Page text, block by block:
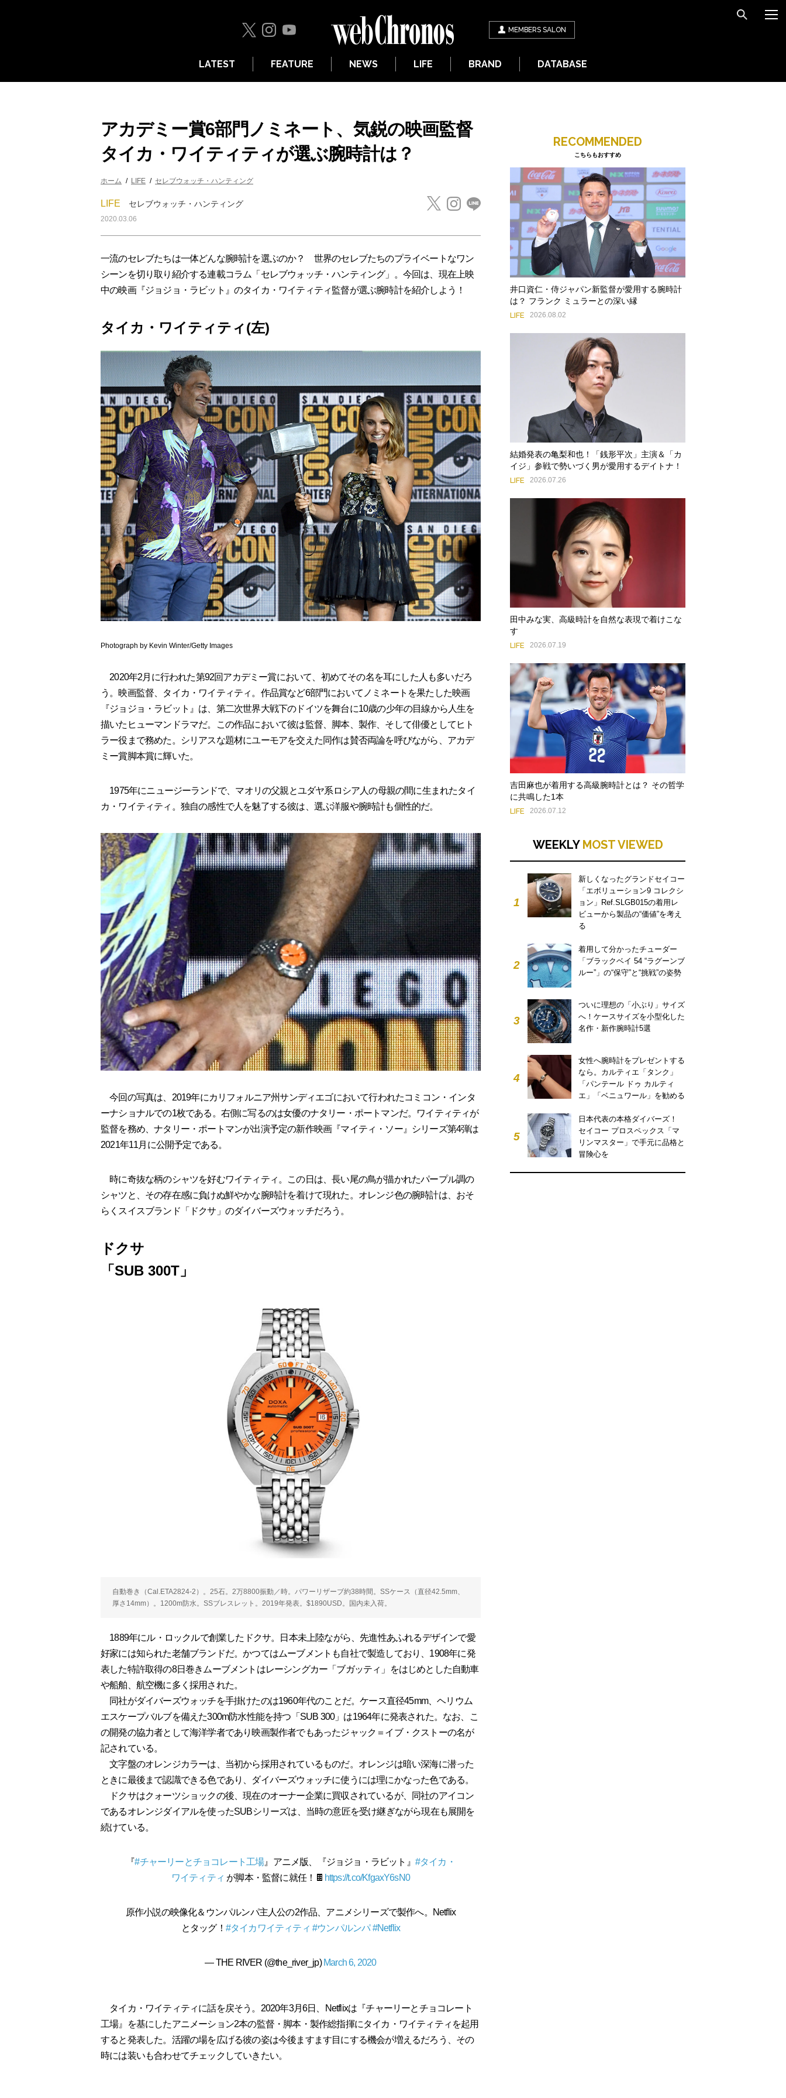
MEMBERS SALON
LATEST FEATURE NEWS LIFE BRAND DATABASE
アカデミー賞6部門ノミネート、気鋭の映画監督
タイカ・ワイティティが選ぶ腕時計は？
ホーム LIFE セレブウォッチ・ハンティング
LIFE セレブウォッチ・ハンティング
2020.03.06
一流のセレブたちは一体どんな腕時計を選ぶのか？ 世界のセレブたちのプライベートなワン
シーンを切り取り紹介する連載コラム「セレブウォッチ・ハンティング」。今回は、現在上映
中の映画『ジョジョ・ラビット』のタイカ・ワイティティ監督が選ぶ腕時計を紹介しよう！
タイカ・ワイティティ(左)
Photograph by Kevin Winter/Getty Images
2020年2月に行われた第92回アカデミー賞において、初めてその名を耳にした人も多いだろ
う。映画監督、タイカ・ワイティティ。作品賞など6部門においてノミネートを果たした映画
『ジョジョ・ラビット』は、第二次世界大戦下のドイツを舞台に10歳の少年の目線から人生を
描いたヒューマンドラマだ。この作品において彼は監督、脚本、製作、そして俳優としてヒト
ラー役まで務めた。シリアスな題材にユーモアを交えた同作は賛否両論を呼びながら、アカデ
ミー賞脚本賞に輝いた。
1975年にニュージーランドで、マオリの父親とユダヤ系ロシア人の母親の間に生まれたタイ
カ・ワイティティ。独自の感性で人を魅了する彼は、選ぶ洋服や腕時計も個性的だ。
今回の写真は、2019年にカリフォルニア州サンディエゴにおいて行われたコミコン・インタ
ーナショナルでの1枚である。右側に写るのは女優のナタリー・ポートマンだ。ワイティティが
監督を務め、ナタリー・ポートマンが出演予定の新作映画『マイティ・ソー』シリーズ第4弾は
2021年11月に公開予定である。
時に奇抜な柄のシャツを好むワイティティ。この日は、長い尾の鳥が描かれたパープル調の
シャツと、その存在感に負けぬ鮮やかな腕時計を着けて現れた。オレンジ色の腕時計は、おそ
らくスイスブランド「ドクサ」のダイバーズウォッチだろう。
ドクサ
「SUB 300T」
自動巻き（Cal.ETA2824-2）。25石。2万8800振動／時。パワーリザーブ約38時間。SSケース（直径42.5mm、
厚さ14mm）。1200m防水。SSブレスレット。2019年発表。$1890USD。国内未入荷。
1889年にル・ロックルで創業したドクサ。日本未上陸ながら、先進性あふれるデザインで愛
好家には知られた老舗ブランドだ。かつてはムーブメントも自社で製造しており、1908年に発
表した特許取得の8日巻きムーブメントはレーシングカー「ブガッティ」をはじめとした自動車
や船舶、航空機に多く採用された。
同社がダイバーズウォッチを手掛けたのは1960年代のことだ。ケース直径45mm、ヘリウム
エスケープバルブを備えた300m防水性能を持つ「SUB 300」は1964年に発表された。なお、こ
の開発の協力者として海洋学者であり映画製作者でもあったジャック＝イブ・クストーの名が
記されている。
文字盤のオレンジカラーは、当初から採用されているものだ。オレンジは暗い深海に潜った
ときに最後まで認識できる色であり、ダイバーズウォッチに使うには理にかなった色である。
ドクサはクォーツショックの後、現在のオーナー企業に買収されているが、同社のアイコン
であるオレンジダイアルを使ったSUBシリーズは、当時の意匠を受け継ぎながら現在も展開を
続けている。
『#チャーリーとチョコレート工場』アニメ版、『ジョジョ・ラビット』 #タイカ・
ワイティティ が脚本・監督に就任！🍫 https://t.co/KfgaxY6sN0
原作小説の映像化＆ウンパルンパ主人公の2作品、アニメシリーズで製作へ。Netflix
とタッグ！ #タイカワイティティ #ウンパルンパ #Netflix
— THE RIVER (@the_river_jp) March 6, 2020
タイカ・ワイティティに話を戻そう。2020年3月6日、Netflixは『チャーリーとチョコレート
工場』を基にしたアニメーション2本の監督・脚本・製作総指揮にタイカ・ワイティティを起用
すると発表した。活躍の場を広げる彼の姿は今後ますます目にする機会が増えるだろう、その
時には装いも合わせてチェックしていきたい。
RECOMMENDED
こちらもおすすめ
井口資仁・侍ジャパン新監督が愛用する腕時計
は？ フランク ミュラーとの深い縁
LIFE 2026.08.02
結婚発表の亀梨和也！「銭形平次」主演＆「カ
イジ」参戦で勢いづく男が愛用するデイトナ！
LIFE 2026.07.26
田中みな実、高級時計を自然な表現で着けこな
す
LIFE 2026.07.19
吉田麻也が着用する高級腕時計とは？ その哲学
に共鳴した1本
LIFE 2026.07.12
WEEKLY MOST VIEWED
1
新しくなったグランドセイコー
「エボリューション9 コレクシ
ョン」Ref.SLGB015の着用レ
ビューから製品の“価値”を考え
る
2
着用して分かったチューダー
「ブラックベイ 54 “ラグーンブ
ルー”」の“保守”と“挑戦”の姿勢
3
ついに理想の「小ぶり」サイズ
へ！ケースサイズを小型化した
名作・新作腕時計5選
4
女性へ腕時計をプレゼントする
なら。カルティエ「タンク」
「パンテール ドゥ カルティ
エ」「ベニュワール」を勧める
5
日本代表の本格ダイバーズ！
セイコー プロスペックス「マ
リンマスター」で手元に品格と
冒険心を